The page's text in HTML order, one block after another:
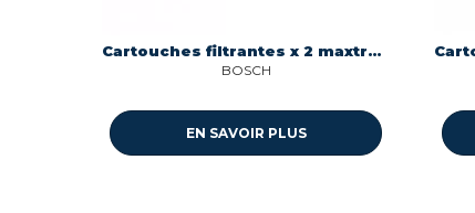
Cartouches filtrantes x 2 maxtra pro all in 1 Bosch 1050413
BOSCH
EN SAVOIR PLUS